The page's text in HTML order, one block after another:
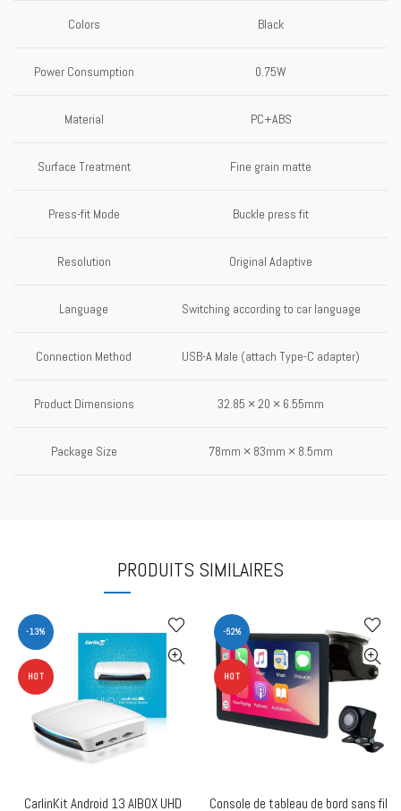
Colors Black
Power Consumption 0.75W
Material PC+ABS
Surface Treatment Fine grain matte
Press-fit Mode Buckle press fit
Resolution Original Adaptive
Language Switching according to car language
Connection Method USB-A Male (attach Type-C adapter)
Product Dimensions 32.85 × 20 × 6.55mm
Package Size 78mm × 83mm × 8.5mm
PRODUITS SIMILAIRES
-13%
HOT
AJOUTER AU PANIER
CarlinKit Android 13 AIBOX UHD
-52%
HOT
AJOUTER AU PANIER
Console de tableau de bord sans fil